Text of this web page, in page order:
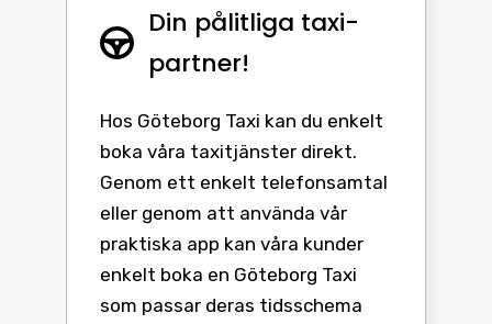
Din pålitliga taxi-
partner!
Hos Göteborg Taxi kan du enkelt
boka våra taxitjänster direkt.
Genom ett enkelt telefonsamtal
eller genom att använda vår
praktiska app kan våra kunder
enkelt boka en Göteborg Taxi
som passar deras tidsschema